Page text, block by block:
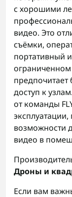
с хорошими
видео. Это
съёмки,
портативный
ограниченном
доступ к
от команды
возможности
видео в
Дроны и
Если вам